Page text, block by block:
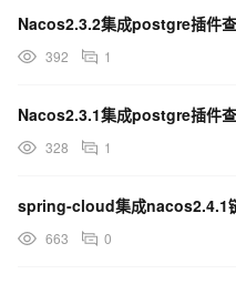
Nacos2.3.2集成postgre插件
392 1
Nacos2.3.1集成postgre插件查
328 1
spring-cloud集成nacos2.4.1
663 0